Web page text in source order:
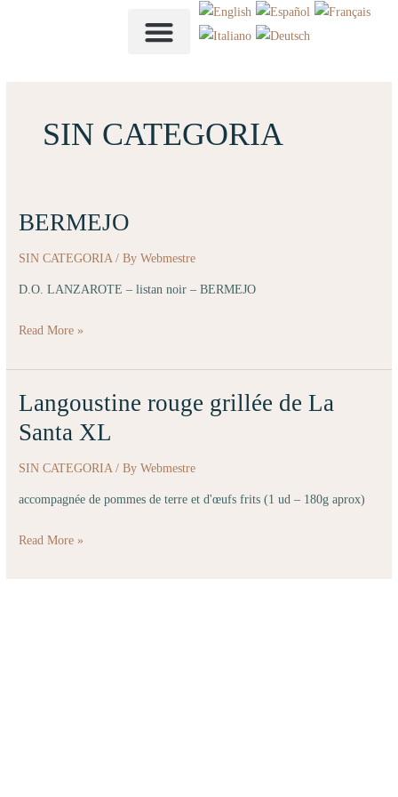
SIN CATEGORIA
BERMEJO
SIN CATEGORIA / ByWebmestre
D.O. LANZAROTE – listan noir – BERMEJO
BERMEJO
Read More »
Langoustine rouge grillée de La
Santa XL
SIN CATEGORIA / ByWebmestre
accompagnée de pommes de terre et d'œufs frits (1 ud – 180g aprox)
Langoustine
grillée
de
Read More »